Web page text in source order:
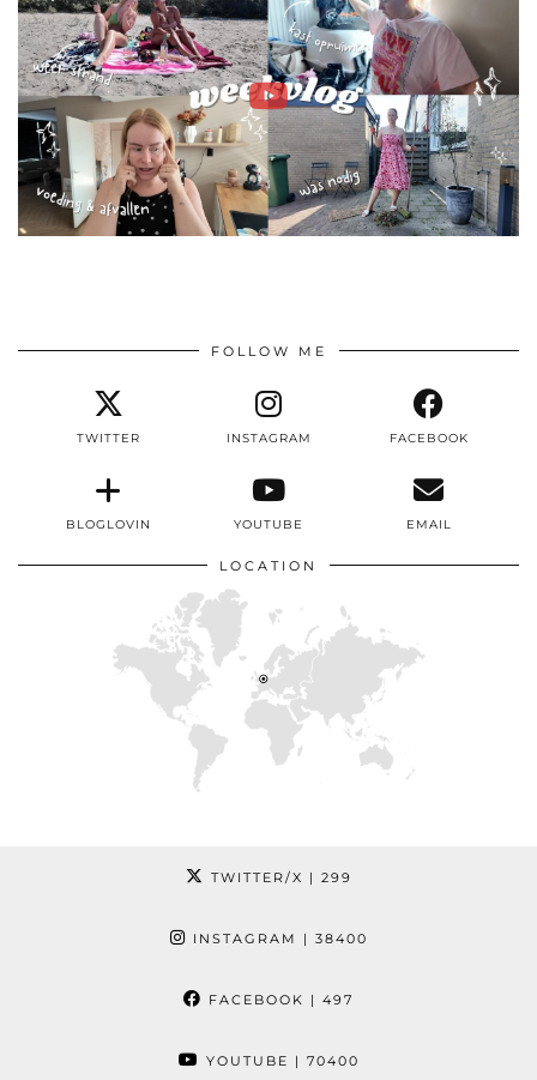
FOLLOW ME
TWITTER INSTAGRAM FACEBOOK
BLOGLOVIN YOUTUBE EMAIL
LOCATION
TWITTER/X | 299
INSTAGRAM | 38400
FACEBOOK | 497
YOUTUBE | 70400